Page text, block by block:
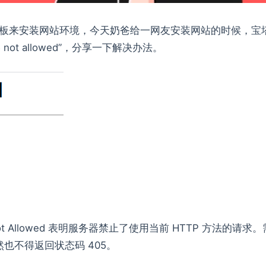
来安装网站环境，今天奶爸给一网友安装网站的时候，宝
allowed”，分享一下解决办法。
表明服务器禁止了使用当前 HTTP 方法的请求。
不得返回状态码 405。